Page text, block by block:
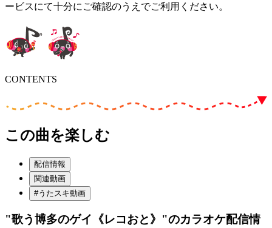
ービスにて十分にご確認のうえでご利用ください。
CONTENTS
この曲を楽しむ
配信情報
関連動画
#うたスキ動画
"歌う博多のゲイ《レコおと》"のカラオケ配信情